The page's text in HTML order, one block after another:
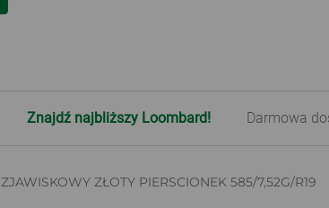
Znajdź najbliższy Loombard! Darmowa
ZJAWISKOWY ZŁOTY PIERSCIONEK 585/7,52G/R19